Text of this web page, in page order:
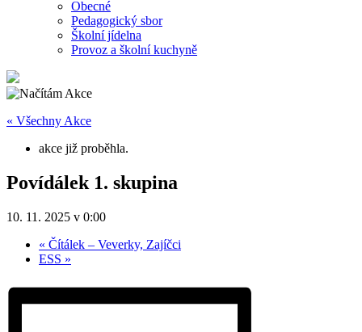
Obecné
Pedagogický sbor
Školní jídelna
Provoz a školní kuchyně
« Všechny Akce
akce již proběhla.
Povídálek 1. skupina
10. 11. 2025 v 0:00
« Čítálek – Veverky, Zajíčci
ESS »